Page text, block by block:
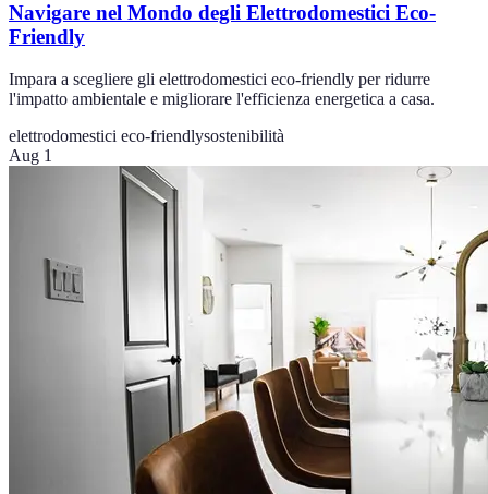
Navigare nel Mondo degli Elettrodomestici Eco-
Friendly
Impara a scegliere gli elettrodomestici eco-friendly per ridurre
l'impatto ambientale e migliorare l'efficienza energetica a casa.
elettrodomestici eco-friendlysostenibilità
Aug 1